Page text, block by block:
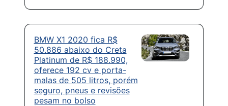
BMW X1 2020 fica R$
50.886 abaixo do Creta
Platinum de R$ 188.990,
oferece 192 cv e porta-
malas de 505 litros, porém
seguro, pneus e revisões
pesam no bolso